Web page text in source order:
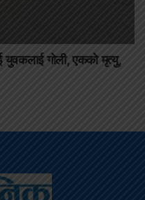
युवकलाई गोली, एकको मृत्यु,